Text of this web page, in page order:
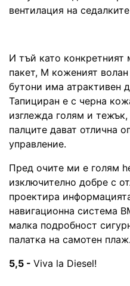
вентилация на
И тъй като
пакет, М коженият
бутони има атрактивен
Тапициран е с черна
изглежда голям и
палците дават отлична
управление.
Пред очите ми е голям
изключително добре с
проектира
навигационна система
малка подробност
палатка на самотен плаж.
5,5 - Viva la Diesel!